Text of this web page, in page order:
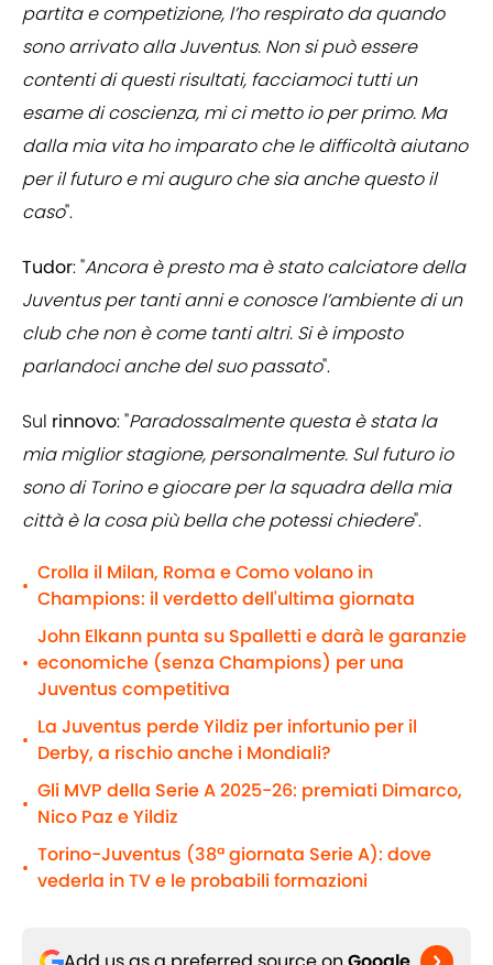
partita e competizione, l’ho respirato da quando
sono arrivato alla Juventus. Non si può essere
contenti di questi risultati, facciamoci tutti un
esame di coscienza, mi ci metto io per primo. Ma
dalla mia vita ho imparato che le difficoltà aiutano
per il futuro e mi auguro che sia anche questo il
caso".
Tudor: "Ancora è presto ma è stato calciatore della
Juventus per tanti anni e conosce l’ambiente di un
club che non è come tanti altri. Si è imposto
parlandoci anche del suo passato".
Sul rinnovo: "Paradossalmente questa è stata la
mia miglior stagione, personalmente. Sul futuro io
sono di Torino e giocare per la squadra della mia
città è la cosa più bella che potessi chiedere".
•
Crolla il Milan, Roma e Como volano in
Champions: il verdetto dell'ultima giornata
•
John Elkann punta su Spalletti e darà le garanzie
economiche (senza Champions) per una
Juventus competitiva
•
La Juventus perde Yildiz per infortunio per il
Derby, a rischio anche i Mondiali?
•
Gli MVP della Serie A 2025-26: premiati Dimarco,
Nico Paz e Yildiz
•
Torino-Juventus (38ª giornata Serie A): dove
vederla in TV e le probabili formazioni